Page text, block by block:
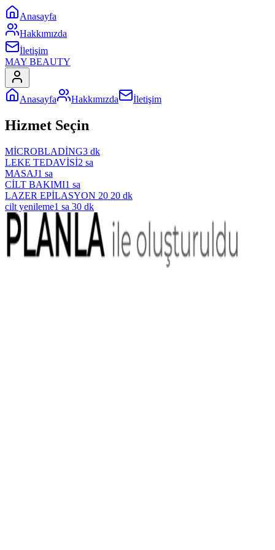
Anasayfa
Hakkımızda
İletişim
MAY BEAUTY
Anasayfa Hakkımızda İletişim
Hizmet Seçin
MİCROBLADİNG3 dk
LEKE TEDAVİSİ2 sa
MASAJ1 sa
CİLT BAKIMI1 sa
LAZER EPİLASYON 20 20 dk
cilt yenileme1 sa 30 dk